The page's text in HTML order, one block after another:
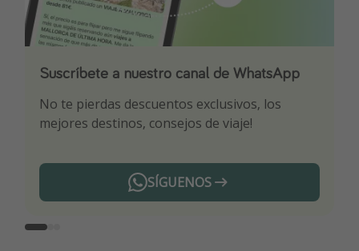
Suscríbete a nuestro canal de WhatsApp
No te pierdas descuentos exclusivos, los
mejores destinos, consejos de viaje!
SÍGUENOS
Descarga nuestra app
Sé el primero en reservar nuestros chollazos
¡Suscríbete a nuestro canal de Telegram!
¡Recibe las mejores ofertas seleccionadas para
ti por nuestros expertos en viajes
Telegram